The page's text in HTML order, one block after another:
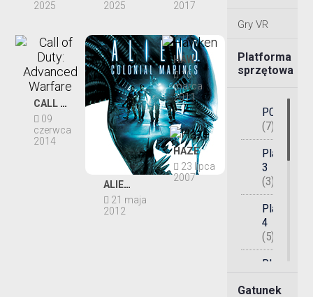
2025
2025
2017
CALL OF DUTY: ADVANCED WARFARE
09
czerwca
2014
ALIENS: COLONIAL MARINES
21 maja
2012
HAWKEN
10
marca
2011
HAZE
23 lipca
2007
Gry VR
Platforma
sprzętowa
PC
(7)
3
(3)
4
(5)
(1)
Gatunek